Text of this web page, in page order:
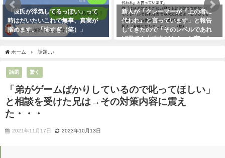
「彼氏が浮気してるっぽい」って
時はだいたいこれで無事、真実が
掴めます。「怖すぎ（笑）」
新人が「クレーマーが『上の者に
代われ』と言っています」と報告
してきたので「そのレベルであれ
ば君でも大丈夫だよ！」と言った
ホーム 話題
話題 驚く
「弟がゲームばかりしているので叱ってほしい」
と相談を受けた兄は→その対策内容に震え
た・・・
2021年11月17日 2023年10月13日